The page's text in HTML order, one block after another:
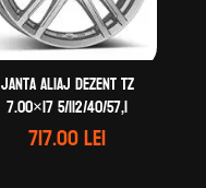
Janta aliaj DEZENT TZ
7.00×17 5/112/40/57,1
717.00lei